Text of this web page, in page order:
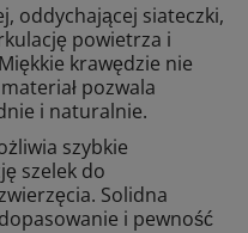
oddychającej siateczki,
powietrza i
krawędzie nie
pozwala
i naturalnie.
szybkie
szelek do
Solidna
i pewność